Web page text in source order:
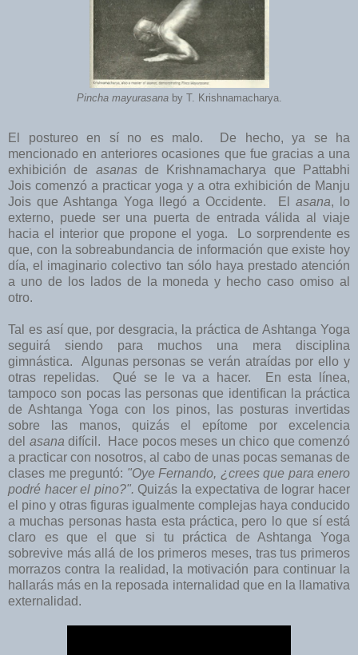
Pincha mayurasanaby T. Krishnamacharya.
El postureo en sí no es malo. De hecho, ya se ha
mencionado en anteriores ocasiones que fue gracias a una
exhibición de asanasde Krishnamacharya que Pattabhi
Jois comenzó a practicar yoga y a otra exhibición de Manju
Jois que Ashtanga Yoga llegó a Occidente. El asana, lo
externo, puede ser una puerta de entrada válida al viaje
hacia el interior que propone el yoga. Lo sorprendente es
que, con la sobreabundancia de información que existe hoy
día, el imaginario colectivo tan sólo haya prestado atención
a uno de los lados de la moneda y hecho caso omiso al
otro.
Tal es así que, por desgracia, la práctica de Ashtanga Yoga
seguirá siendo para muchos una mera disciplina
gimnástica. Algunas personas se verán atraídas por ello y
otras repelidas. Qué se le va a hacer. En esta línea,
tampoco son pocas las personas que identifican la práctica
de Ashtanga Yoga con los pinos, las posturas invertidas
sobre las manos, quizás el epítome por excelencia
del asana difícil. Hace pocos meses un chico que comenzó
a practicar con nosotros, al cabo de unas pocas semanas de
clases me preguntó: "Oye Fernando, ¿crees que para enero
podré hacer el pino?". Quizás la expectativa de lograr hacer
el pino y otras figuras igualmente complejas haya conducido
a muchas personas hasta esta práctica, pero lo que sí está
claro es que el que si tu práctica de Ashtanga Yoga
sobrevive más allá de los primeros meses, tras tus primeros
morrazos contra la realidad, la motivación para continuar la
hallarás más en la reposada internalidad que en la llamativa
externalidad.